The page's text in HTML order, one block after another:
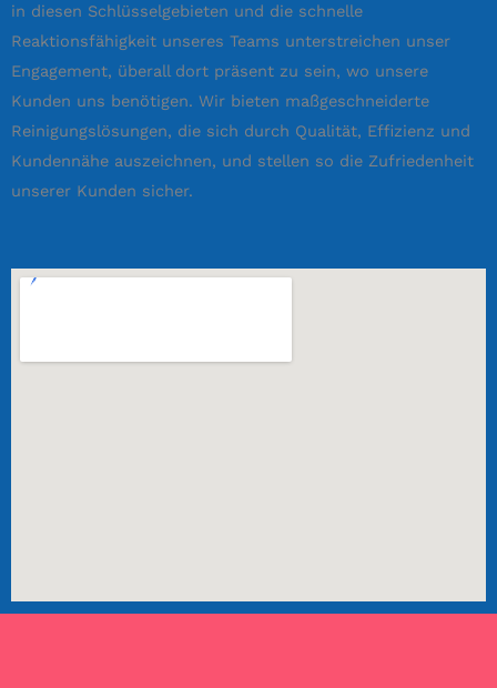
in diesen Schlüsselgebieten und die schnelle
Reaktionsfähigkeit unseres Teams unterstreichen unser
Engagement, überall dort präsent zu sein, wo unsere
Kunden uns benötigen. Wir bieten maßgeschneiderte
Reinigungslösungen, die sich durch Qualität, Effizienz und
Kundennähe auszeichnen, und stellen so die Zufriedenheit
unserer Kunden sicher.